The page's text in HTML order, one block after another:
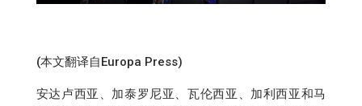
(本文翻译自Europa Press)
安达卢西亚、加泰罗尼亚、瓦伦西亚、加利西亚和马